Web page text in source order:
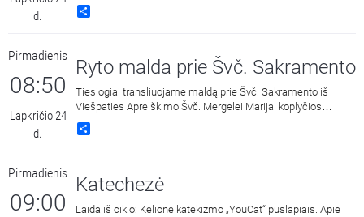
d.
pasakoja Panevėžio vyskupijos kurijos kancleris,
postulatorius kun. Vitalijus Kodis ir Lietuvos pasauliečių
pažintis su J. A. Pabrėžos dvasiniu palikimu, taip vadinamais
Ryžtais. Rubrikoje „Laudato si“ Kūrinijos giesmės ištrauką
apmąsto Šv. Elzbietos seserų kongregacijos Lietuvoje
vyresnioji ses. Jolanta Falat CSSE. Laidą rengia
Pranciškoniškoji šeima Lietuvoje.
Pirmadienis
08:50
Lapkričio 24
d.
Ryto malda prie Švč. Sakramento
Tiesiogiai transliuojame maldą prie Švč. Sakramento iš
Viešpaties Apreiškimo Švč. Mergelei Marijai koplyčios
Marijos radijuje Kaune.
Pirmadienis
09:00
Katechezė
Laida iš ciklo: Kelionė katekizmo „YouCat“ puslapiais. Apie